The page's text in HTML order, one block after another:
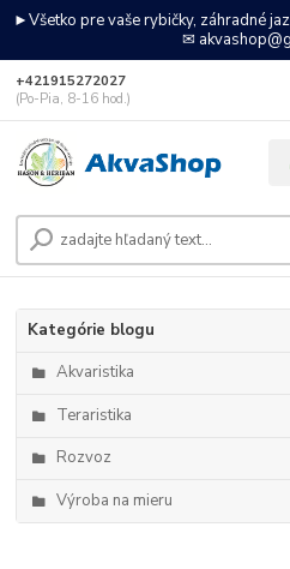
►Všetko pre vaše rybičky, záhradné
✉
+421915272027
(Po-Pia, 8-16 hod.)
Kategórie blogu
Akvaristika
Teraristika
Rozvoz
Výroba na mieru